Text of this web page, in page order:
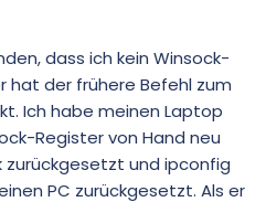
dass ich kein Winsock-
hat der frühere Befehl zum
Ich habe meinen Laptop
Register von Hand neu
zurückgesetzt und ipconfig
PC zurückgesetzt. Als er